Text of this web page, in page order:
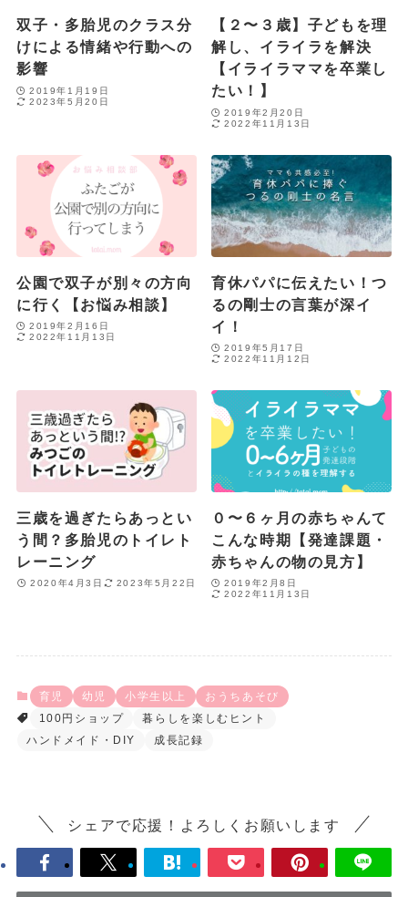
育児 幼児 小学生以上
おうちあそび
100円ショップ
暮らしを楽しむヒント
ハンドメイド・DIY
成長記録
シェアで応援！よろしくお願いします
双子・多胎児のクラス分
けによる情緒や行動への
影響
2019年1月19日
2023年5月20日
【２〜３歳】子どもを理
解し、イライラを解決
【イライラママを卒業し
たい！】
2019年2月20日
2022年11月13日
公園で双子が別々の方向
に行く【お悩み相談】
2019年2月16日
2022年11月13日
育休パパに伝えたい！つ
るの剛士の言葉が深イ
イ！
2019年5月17日
2022年11月12日
三歳を過ぎたらあっとい
う間？多胎児のトイレト
レーニング
2020年4月3日 2023年5月22日
０〜６ヶ月の赤ちゃんて
こんな時期【発達課題・
赤ちゃんの物の見方】
2019年2月8日
2022年11月13日